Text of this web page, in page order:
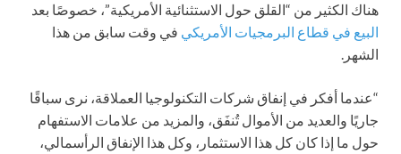
هناك الكثير من “القلق حول الاستثنائية الأمريكية”، خصوصًا بعد
البيع في قطاع البرمجيات الأمريكي في وقت سابق من هذا
الشهر.
“عندما أفكر في إنفاق شركات التكنولوجيا العملاقة، نرى سباقًا
جاريًا والعديد من الأموال تُنفَق، والمزيد من علامات الاستفهام
حول ما إذا كان كل هذا الاستثمار، وكل هذا الإنفاق الرأسمالي،